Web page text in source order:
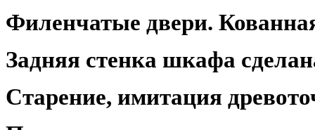
Филенчатые двери.
Задняя стенка шкафа
Старение, имитация